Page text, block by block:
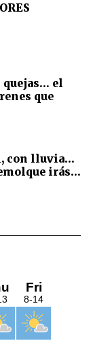
el
que
con lluvia...
irás...